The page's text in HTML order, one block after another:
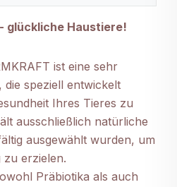
glückliche Haustiere!
ist eine sehr
speziell entwickelt
Ihres Tieres zu
ausschließlich natürliche
ausgewählt wurden, um
zu erzielen.
Präbiotika als auch